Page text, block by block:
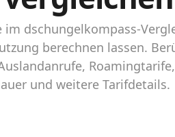
dschungelkompass-
berechnen lassen.
und weitere Tarifdetails.